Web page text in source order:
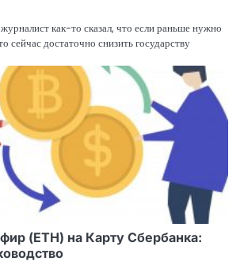
как-то сказал, что если раньше нужно
сейчас достаточно снизить государству
(ETH) на Карту Сбербанка: